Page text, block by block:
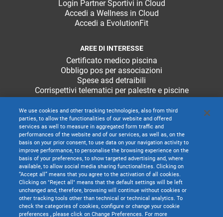
Login Partner Sportivi in Cloud
Accedi a Wellness in Cloud
Accedi a EvolutionFit
AREE DI INTERESSE
Certificato medico piscina
Obbligo pos per associazioni
Spese asd detraibili
Corrispettivi telematici per palestre e piscine
We use cookies and other tracking technologies, also from third
parties, to allow the functionalities of our website and offered
services as well to measure in aggregated form traffic and
performances of the website and of our services, as well as, on the
basis on your prior consent, to use data on your navigation activity to
improve performance, to personalise the browsing experience on the
basis of your preferences, to show targeted advertising and, where
available, to allow social media sharing functionalities. Clicking on
“Accept all” means that you agree to the activation of all cookies.
Clicking on "Reject all" means that the default settings will be left
unchanged and, therefore, browsing will continue without cookies or
other tracking tools other than technical or technical analytics. To
check the categories of cookies, configure or change your cookie
preferences , please click on Change Preferences. For more